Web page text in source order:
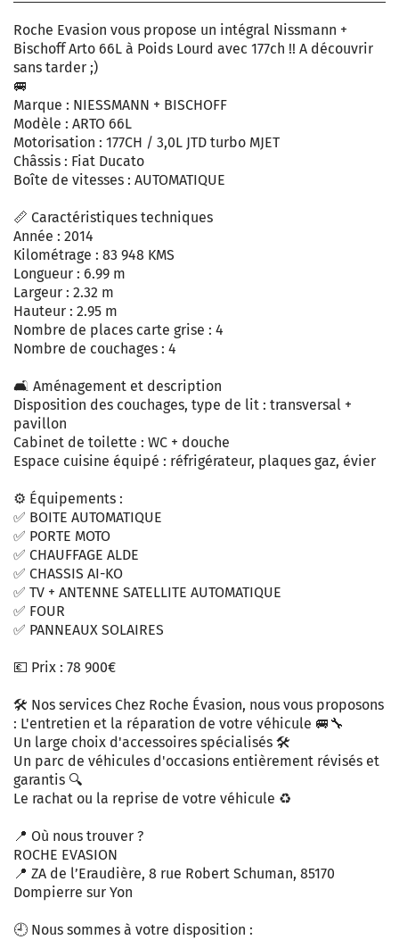
Roche Evasion vous propose un intégral Nissmann +
Bischoff Arto 66L à Poids Lourd avec 177ch !! A découvrir
sans tarder ;)
🚐
Marque : NIESSMANN + BISCHOFF
Modèle : ARTO 66L
Motorisation : 177CH / 3,0L JTD turbo MJET
Châssis : Fiat Ducato
Boîte de vitesses : AUTOMATIQUE
📏 Caractéristiques techniques
Année : 2014
Kilométrage : 83 948 KMS
Longueur : 6.99 m
Largeur : 2.32 m
Hauteur : 2.95 m
Nombre de places carte grise : 4
Nombre de couchages : 4
🛋️ Aménagement et description
Disposition des couchages, type de lit : transversal +
pavillon
Cabinet de toilette : WC + douche
Espace cuisine équipé : réfrigérateur, plaques gaz, évier
⚙️ Équipements :
✅ BOITE AUTOMATIQUE
✅ PORTE MOTO
✅ CHAUFFAGE ALDE
✅ CHASSIS AI-KO
✅ TV + ANTENNE SATELLITE AUTOMATIQUE
✅ FOUR
✅ PANNEAUX SOLAIRES
💶 Prix : 78 900€
🛠️ Nos services Chez Roche Évasion, nous vous proposons
: L'entretien et la réparation de votre véhicule 🚐🔧
Un large choix d'accessoires spécialisés 🛠️
Un parc de véhicules d'occasions entièrement révisés et
garantis 🔍
Le rachat ou la reprise de votre véhicule ♻️
📍 Où nous trouver ?
ROCHE EVASION
📍 ZA de l’Eraudière, 8 rue Robert Schuman, 85170
Dompierre sur Yon
🕘 Nous sommes à votre disposition :